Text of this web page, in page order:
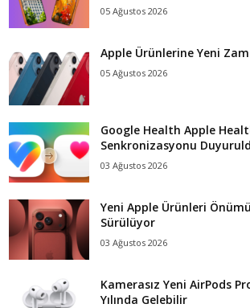
05 Ağustos 2026
Apple Ürünlerine Yeni Zam
05 Ağustos 2026
Google Health Apple
Senkronizasyonu
03 Ağustos 2026
Yeni Apple Ürünleri
Sürülüyor
03 Ağustos 2026
Kamerasız Yeni AirPods
Yılında Gelebilir